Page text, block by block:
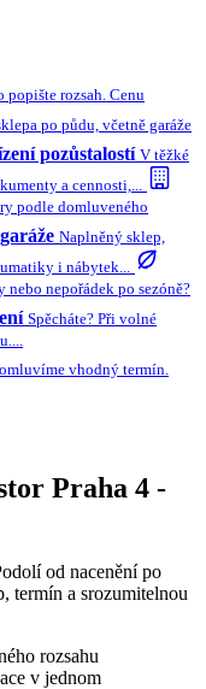
popište rozsah. Cenu
po půdu, včetně garáže
pozůstalostí V těžké
a cennosti,...
podle domluveného
Naplněný sklep,
i nábytek...
nebo nepořádek po sezóně?
Spěcháte? Při volné
vhodný termín.
Praha 4 -
od nacenění po
termín a srozumitelnou
rozsahu
v jednom